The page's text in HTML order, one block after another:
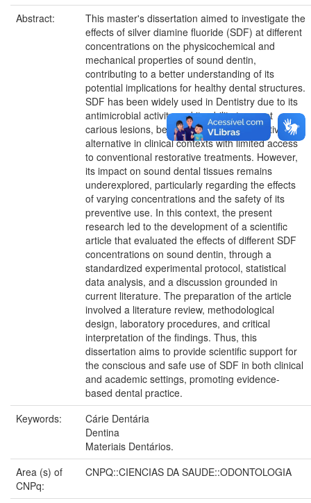
Abstract:
This master's dissertation aimed to investigate the
effects of silver diamine fluoride (SDF) at different
concentrations on the physicochemical and
mechanical properties of sound dentin,
contributing to a better understanding of its
potential implications for healthy dental structures.
SDF has been widely used in Dentistry due to its
antimicrobial activity and its ability to arrest
carious lesions, being considered an effective
alternative in clinical contexts with limited access
to conventional restorative treatments. However,
its impact on sound dental tissues remains
underexplored, particularly regarding the effects
of varying concentrations and the safety of its
preventive use. In this context, the present
research led to the development of a scientific
article that evaluated the effects of different SDF
concentrations on sound dentin, through a
standardized experimental protocol, statistical
data analysis, and a discussion grounded in
current literature. The preparation of the article
involved a literature review, methodological
design, laboratory procedures, and critical
interpretation of the findings. Thus, this
dissertation aims to provide scientific support for
the conscious and safe use of SDF in both clinical
and academic settings, promoting evidence-
based dental practice.
Keywords:
Cárie Dentária
Dentina
Materiais Dentários.
Area (s) of
CNPq:
CNPQ::CIENCIAS DA SAUDE::ODONTOLOGIA